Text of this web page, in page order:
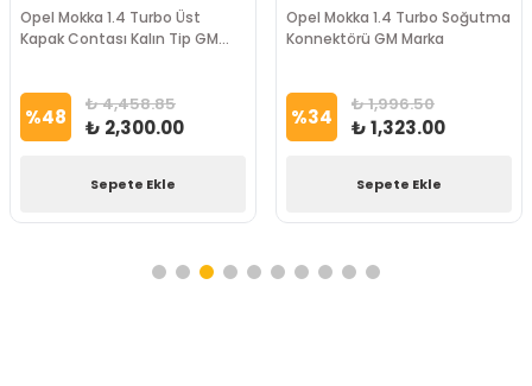
Opel Mokka 1.4 Turbo Üst
Kapak Contası Kalın Tip GM
%48 ₺ 4,458.85
₺ 2,300.00
Sepete Ekle
Opel Mokka 1.4 Turbo Soğutma
Konnektörü GM Marka
%34 ₺ 1,996.50
₺ 1,323.00
Sepete Ekle